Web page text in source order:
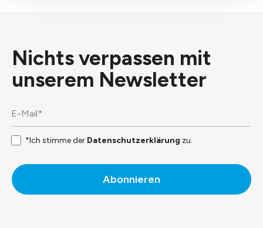
Nichts verpassen mit
unserem Newsletter
*Ich stimme der Datenschutzerklärung zu.
Abonnieren